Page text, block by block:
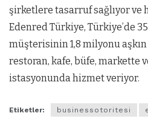
şirketlere tasarruf sağlıyor ve
Edenred Türkiye, Türkiye’de
müşterisinin 1,8 milyonu aşkın
restoran, kafe, büfe, markette
istasyonunda hizmet veriyor.
Etiketler: businessotoritesi